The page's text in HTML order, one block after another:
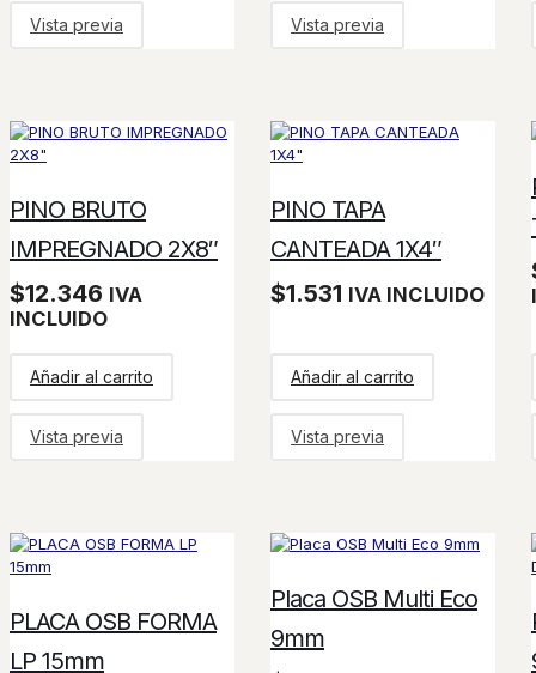
Vista previa Vista previa
PINO BRUTO
IMPREGNADO 2X8″
$12.346 IVA
INCLUIDO
Añadir al carrito
Vista previa
PINO TAPA
CANTEADA 1X4″
$1.531 IVA INCLUIDO
Añadir al carrito
Vista previa
PLACA OSB FORMA
LP 15mm
Placa OSB Multi Eco
9mm